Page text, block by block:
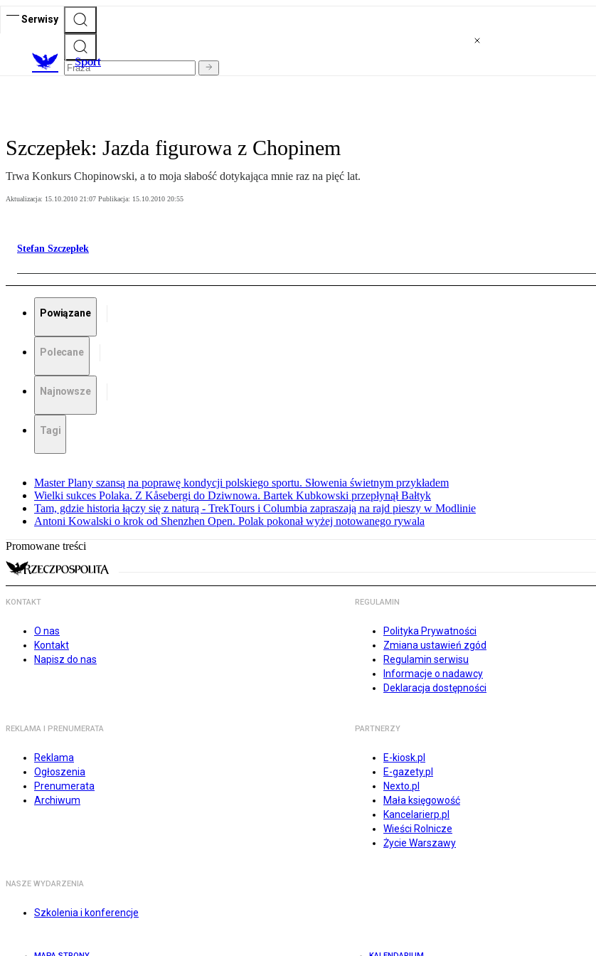
Serwisy
Sport
Szczepłek: Jazda figurowa z Chopinem
Trwa Konkurs Chopinowski, a to moja słabość dotykająca mnie raz na pięć lat.
Aktualizacja: 15.10.2010 21:07 Publikacja: 15.10.2010 20:55
Stefan Szczepłek
Powiązane
Polecane
Najnowsze
Tagi
Master Plany szansą na poprawę kondycji polskiego sportu. Słowenia świetnym przykładem
Wielki sukces Polaka. Z Kåsebergi do Dziwnowa. Bartek Kubkowski przepłynął Bałtyk
Tam, gdzie historia łączy się z naturą - TrekTours i Columbia zapraszają na rajd pieszy w Modlinie
Antoni Kowalski o krok od Shenzhen Open. Polak pokonał wyżej notowanego rywala
Promowane treści
KONTAKT
O nas
Kontakt
Napisz do nas
REGULAMIN
Polityka Prywatności
Zmiana ustawień zgód
Regulamin serwisu
Informacje o nadawcy
Deklaracja dostępności
REKLAMA I PRENUMERATA
Reklama
Ogłoszenia
Prenumerata
Archiwum
PARTNERZY
E-kiosk.pl
E-gazety.pl
Nexto.pl
Mała księgowość
Kancelarierp.pl
Wieści Rolnicze
Życie Warszawy
NASZE WYDARZENIA
Szkolenia i konferencje